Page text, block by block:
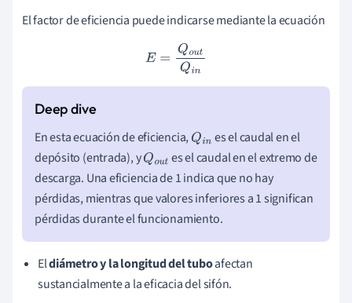
El factor de eficiencia puede indicarse mediante la ecuación
E= Qo utQin
En esta ecuación de eficiencia, Qin es el caudal en el
depósito (entrada), yQou
t
es el caudal en el extremo de
descarga. Una eficiencia de 1 indica que no hay
pérdidas, mientras que valores inferiores a 1 significan
pérdidas durante el funcionamiento.
Eldiámetro y la longitud del tuboafectan
sustancialmente a la eficacia del sifón.